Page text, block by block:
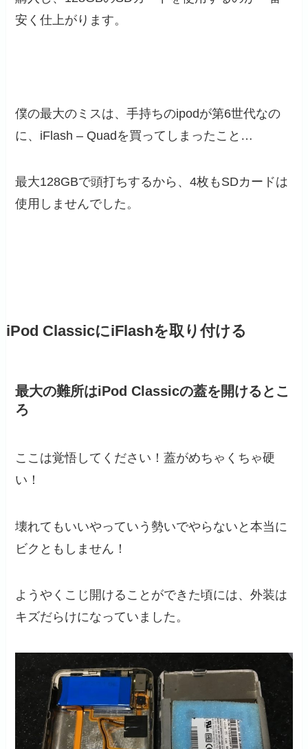
安く仕上がります。
僕の最大のミスは、手持ちのipodが第6世代なの
に、iFlash – Quadを買ってしまったこと…
最大128GBで頭打ちするから、4枚もSDカードは
使用しませんでした。
iPod ClassicにiFlashを取り付ける
最大の難所はiPod Classicの蓋を開けるとこ
ろ
ここは覚悟してください！蓋がめちゃくちゃ硬
い！
壊れてもいいやっていう勢いでやらないと本当に
ビクともしません！
ようやくこじ開けることができた頃には、外装は
キズだらけになっていました。